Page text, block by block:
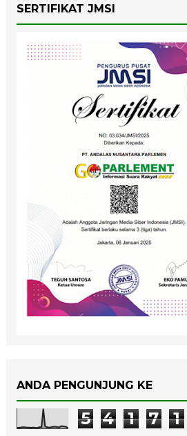
SERTIFIKAT JMSI
ANDA PENGUNJUNG KE
5 4 1 7 1